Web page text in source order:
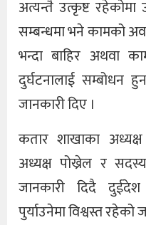
अत्यन्तै उत्कृष्ट रहेकोमा
सम्बन्धमा भने कामको
भन्दा बाहिर अथवा
दुर्घटनालाई सम्बोधन
जानकारी दिए ।
कतार शाखाका
अध्यक्ष पोख्रेल र
जानकारी दिदै दुईदेश
पुर्याउनेमा विश्वस्त रहेको